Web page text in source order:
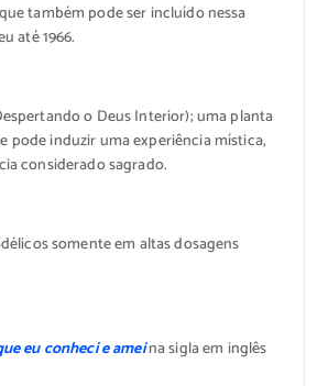
também pode ser incluído nessa
até 1966.
o Deus Interior); uma planta
pode induzir uma experiência mística,
considerado sagrado.
somente em altas dosagens
eu conheci e ameina sigla em inglês